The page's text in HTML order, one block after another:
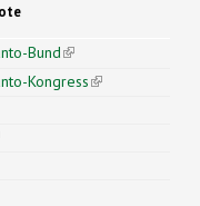
Bund(link is
external)
Kongress(link is
is external)
is external)